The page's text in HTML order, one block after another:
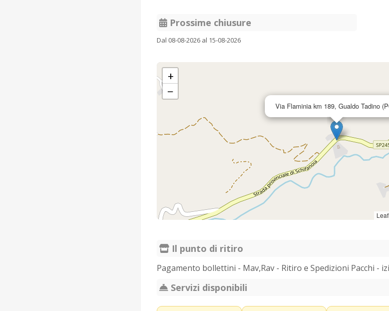
Prossime chiusure
Dal 08-08-2026 al 15-08-2026
Via Flaminia km 189, Gualdo Tadino
+
−
Il punto di ritiro
Pagamento bollettini - Mav,Rav - Ritiro e Spedizioni Pacchi -
Servizi disponibili